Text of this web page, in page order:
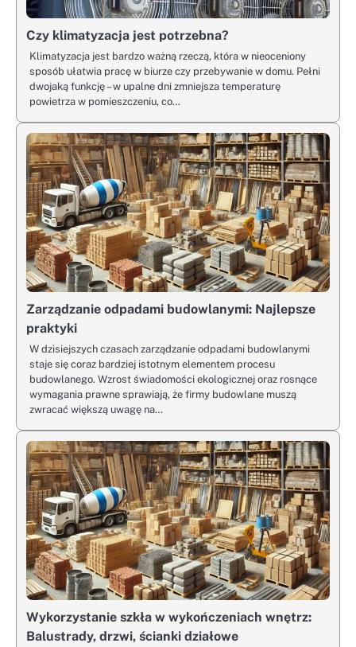
Czy klimatyzacja jest potrzebna?
Klimatyzacja jest bardzo ważną rzeczą, która w nieoceniony
sposób ułatwia pracę w biurze czy przebywanie w domu. Pełni
dwojaką funkcję – w upalne dni zmniejsza temperaturę
powietrza w pomieszczeniu, co…
Zarządzanie odpadami budowlanymi: Najlepsze
praktyki
W dzisiejszych czasach zarządzanie odpadami budowlanymi
staje się coraz bardziej istotnym elementem procesu
budowlanego. Wzrost świadomości ekologicznej oraz rosnące
wymagania prawne sprawiają, że firmy budowlane muszą
zwracać większą uwagę na…
Wykorzystanie szkła w wykończeniach wnętrz:
Balustrady, drzwi, ścianki działowe